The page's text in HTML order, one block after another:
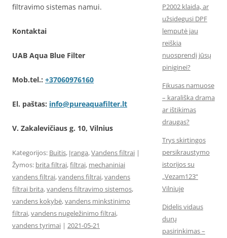
filtravimo sistemas namui.
Kontaktai
UAB Aqua Blue Filter
Mob.tel.: +37060976160
El. paštas: info@pureaquafilter.lt
V. Zakalevičiaus g. 10, Vilnius
Kategorijos: Buitis, Įranga,Vandens filtrai |
Žymos: brita filtrai,filtrai, mechaniniai
vandens filtrai,vandens filtrai,vandens
filtrai brita,vandens filtravimo sistemos,
vandens kokybė,vandens minkstinimo
filtrai,vandens nugeležinimo filtrai,
vandens tyrimai | 2021-05-21
P2002 klaida, ar
užsidegusi DPF
lemputė jau
reiškia
nuosprendį jūsų
piniginei?
Fikusas namuose
– karališka drama
ar ištikimas
draugas?
Trys skirtingos
persikraustymo
istorijos su
„Vezam123“
Vilniuje
Didelis vidaus
durų
pasirinkimas –